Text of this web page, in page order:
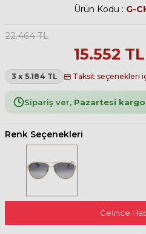
Ürün Kodu : G-
22.464TL
15.552 TL
3 x 5.184 TL Taksit seçenekleri
Sipariş ver, Pazartesi
Renk Seçenekleri
Gelince